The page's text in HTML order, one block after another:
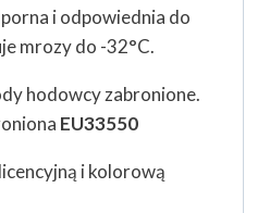
i odpowiednia do
mrozy do -32°C.
hodowcy zabronione.
EU33550
i kolorową